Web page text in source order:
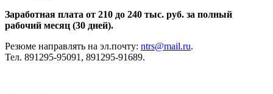
Заработная плата от 210 до 240 тыс. руб. за полный
рабочий месяц (30 дней).
Резюме направлять на эл.почту: ntrs@mail.ru.
Тел. 891295-95091, 891295-91689.